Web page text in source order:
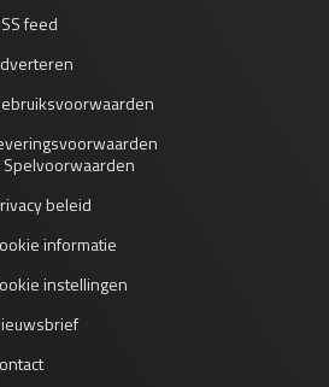
feed
Spelvoorwaarden
beleid
informatie
instellingen